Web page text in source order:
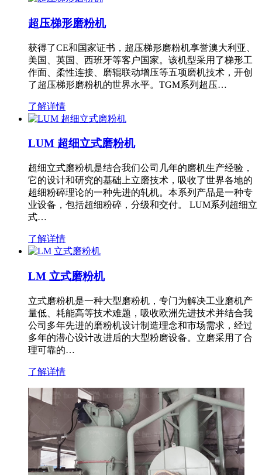
超压梯形磨粉机
获得了CE和国家证书，超压梯形磨粉机享誉澳大利亚、
美国、英国、西班牙等客户国家。该机型采用了梯形工
作面、柔性连接、磨辊联动增压等五项磨机技术，开创
了超压梯形磨粉机的世界水平。TGM系列超压…
了解详情
LUM 超细立式磨粉机
超细立式磨粉机是结合我们公司几年的磨机生产经验，
它的设计和研究的基础上立磨技术，吸收了世界各地的
超细粉碎理论的一种先进的轧机。本系列产品是一种专
业设备，包括超细粉碎，分级和交付。 LUM系列超细立
式…
了解详情
LM 立式磨粉机
立式磨粉机是一种大型磨粉机，专门为解决工业磨机产
量低、耗能高等技术难题，吸收欧洲先进技术并结合我
公司多年先进的磨粉机设计制造理念和市场需求，经过
多年的潜心设计改进后的大型粉磨设备。立磨采用了合
理可靠的…
了解详情